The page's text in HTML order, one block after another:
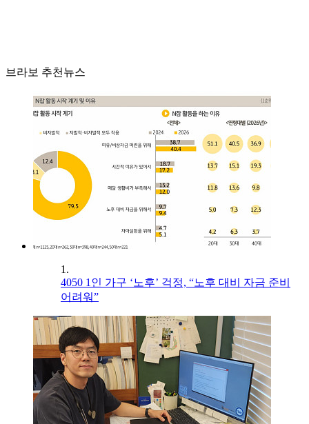
브라보 추천뉴스
1.
4050 1인 가구 ‘노후’ 걱정, “노후 대비 자금 준비
어려워”